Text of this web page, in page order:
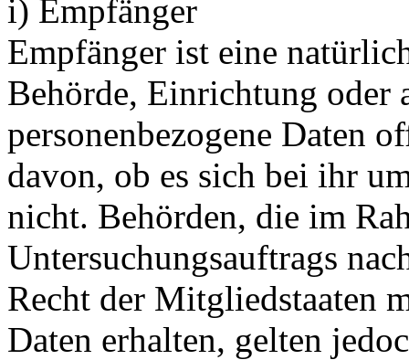
i) Empfänger
Empfänger ist eine
Behörde, Einrichtung oder
personenbezogene Daten
davon, ob es sich bei ihr
nicht. Behörden, die im
Untersuchungsauftrags
Recht der Mitgliedstaaten
Daten erhalten, gelten